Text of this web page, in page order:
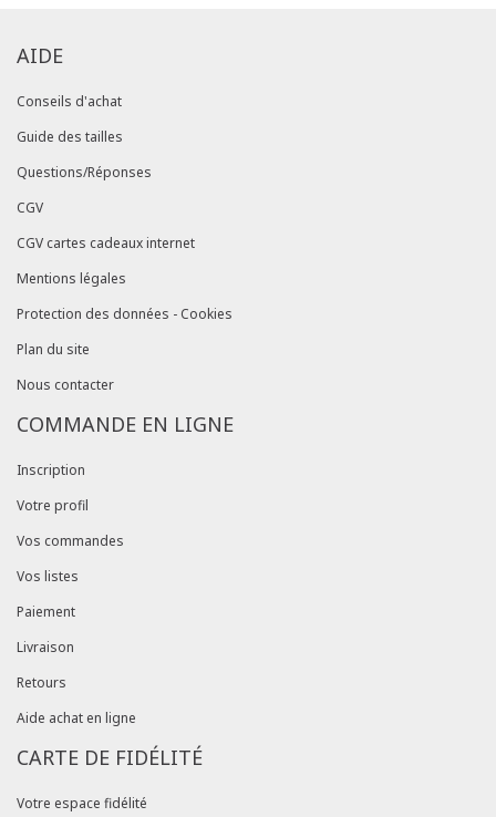
AIDE
Conseils d'achat
Guide des tailles
Questions/Réponses
CGV
CGV cartes cadeaux internet
Mentions légales
Protection des données - Cookies
Plan du site
Nous contacter
COMMANDE EN LIGNE
Inscription
Votre profil
Vos commandes
Vos listes
Paiement
Livraison
Retours
Aide achat en ligne
CARTE DE FIDÉLITÉ
Votre espace fidélité